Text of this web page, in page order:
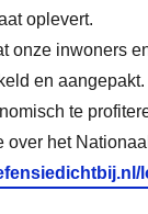
oplevert.
onze inwoners
en
te
over het